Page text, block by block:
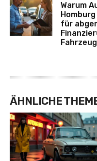
Warum
für
ÄHNLICHE